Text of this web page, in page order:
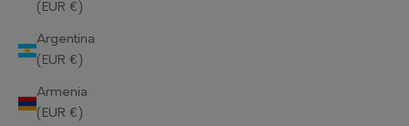
(EUR €)
Argentina
(EUR €)
Armenia
(EUR €)